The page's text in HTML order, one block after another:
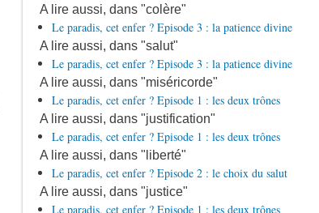
A lire aussi, dans "colère"
Le paradis, cet enfer ? Episode 3 : la patience divine
A lire aussi, dans "salut"
Le paradis, cet enfer ? Episode 3 : la patience divine
A lire aussi, dans "miséricorde"
Le paradis, cet enfer ? Episode 1 : les deux trônes
A lire aussi, dans "justification"
Le paradis, cet enfer ? Episode 1 : les deux trônes
A lire aussi, dans "liberté"
Le paradis, cet enfer ? Episode 2 : le choix du salut
A lire aussi, dans "justice"
Le paradis, cet enfer ? Episode 1 : les deux trônes